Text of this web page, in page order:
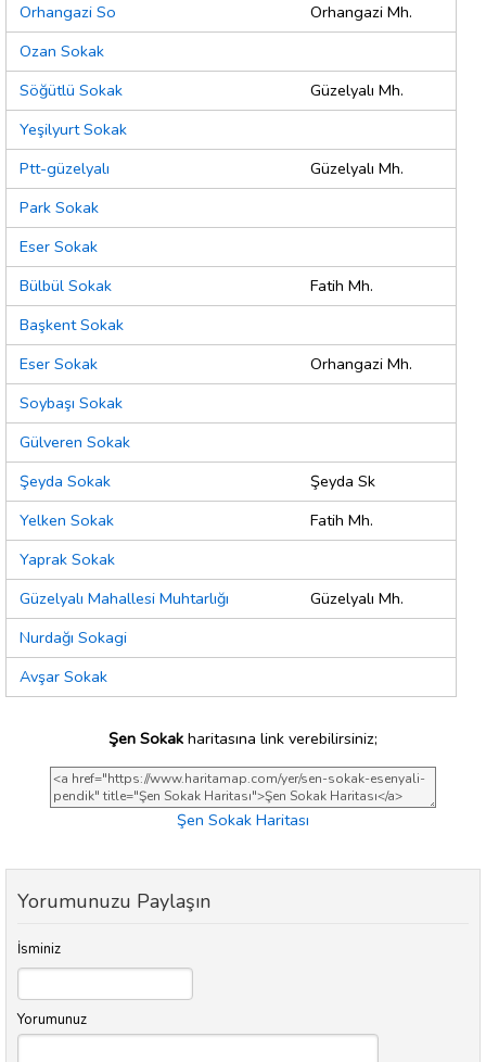
Orhangazi So
Orhangazi Mh.
Ozan Sokak
Söğütlü Sokak
Güzelyalı Mh.
Yeşilyurt Sokak
Ptt-güzelyalı
Güzelyalı Mh.
Park Sokak
Eser Sokak
Bülbül Sokak
Fatih Mh.
Başkent Sokak
Eser Sokak
Orhangazi Mh.
Soybaşı Sokak
Gülveren Sokak
Şeyda Sokak
Şeyda Sk
Yelken Sokak
Fatih Mh.
Yaprak Sokak
Güzelyalı Mahallesi Muhtarlığı
Güzelyalı Mh.
Nurdağı Sokagi
Avşar Sokak
Şen Sokak haritasına link verebilirsiniz;
Şen Sokak Haritası
Yorumunuzu Paylaşın
İsminiz
Yorumunuz